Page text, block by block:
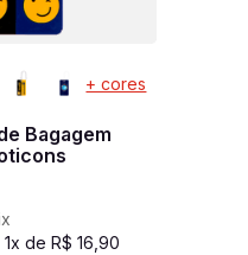
+ cores
Bagagem
1x deR$ 16 ,90